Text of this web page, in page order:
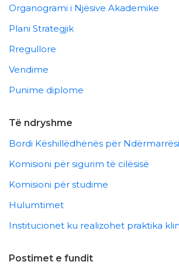
Organogrami i Njësive Akademike
Plani Strategjik
Rregullore
Vendime
Punime diplome
Të ndryshme
Bordi Këshillëdhënës për Ndërmarrësi
Komisioni për sigurim të cilësisë
Komisioni për studime
Hulumtimet
Institucionet ku realizohet praktika
Postimet e fundit